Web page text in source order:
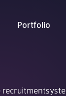
Portfolio